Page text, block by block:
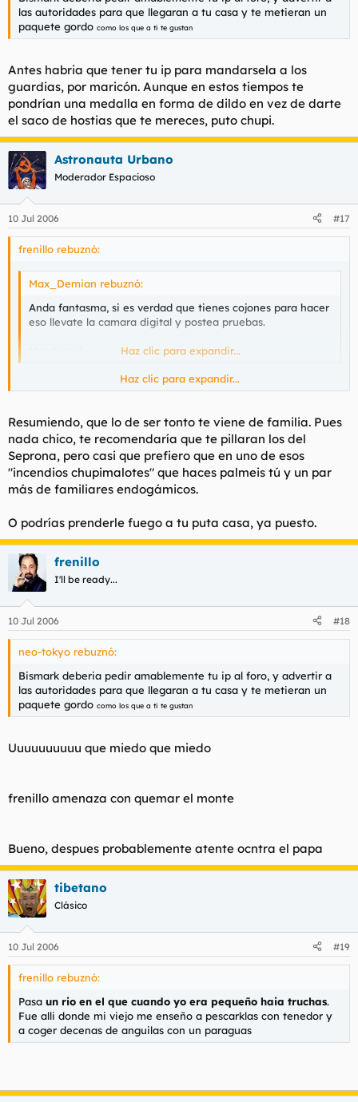
las autoridades para que llegaran a tu casa y te metieran un
paquete gordo como los que a ti te gustan
Antes habria que tener tu ip para mandarsela a los
guardias, por maricón. Aunque en estos tiempos te
pondrían una medalla en forma de dildo en vez de darte
el saco de hostias que te mereces, puto chupi.
Astronauta Urbano
Moderador Espacioso
10 Jul 2006 #17
frenillo rebuznó:
Max_Demian rebuznó:
Anda fantasma, si es verdad que tienes cojones para hacer
eso llevate la camara digital y postea pruebas.
Haz clic para expandir...
Ahora ya estamos hablando de cosas mas serias que parejas
parachoques de mi coche.... por tanto no, no veras esas fotos.
La unica forma que tendras de ver el espectaculo es viniendo
a Bilbao.
Pero ya digo que esta tradicion comenzo hace mas de 30 años
monte. Desde hace 5 años somos nosotros los que nos
encargamos de la quema y el hecho de que de los 40 que
somos ninguno tenga ni haya tenido novia en la vida, hace
que sea muy poco probable que en un futuro medianamente
cercano nuestra descendencia reconocida siga con la
tradicion. Es probable que esta sea una de las ultimas veces
que arda el monte, por cierto parte del monte es mio
Haz clic para expandir...
Resumiendo, que lo de ser tonto te viene de familia. Pues
nada chico, te recomendaría que te pillaran los del
Seprona, pero casi que prefiero que en uno de esos
"incendios chupimalotes" que haces palmeis tú y un par
más de familiares endogámicos.
O podrías prenderle fuego a tu puta casa, ya puesto.
frenillo
I'll be ready...
10 Jul 2006 #18
neo-tokyo rebuznó:
Bismark deberia pedir amablemente tu ip al foro, y advertir a
las autoridades para que llegaran a tu casa y te metieran un
paquete gordo como los que a ti te gustan
Uuuuuuuuuu que miedo que miedo
frenillo amenaza con quemar el monte
Bueno, despues probablemente atente ocntra el papa
tibetano
Clásico
10 Jul 2006 #19
frenillo rebuznó:
Pasa un rio en el que cuando yo era pequeño haia truchas.
Fue alli donde mi viejo me enseño a pescarklas con tenedor y
a coger decenas de anguilas con un paraguas